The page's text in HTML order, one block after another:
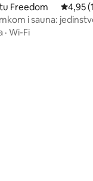
Freedom
4,95
i sauna:
· Wi-Fi